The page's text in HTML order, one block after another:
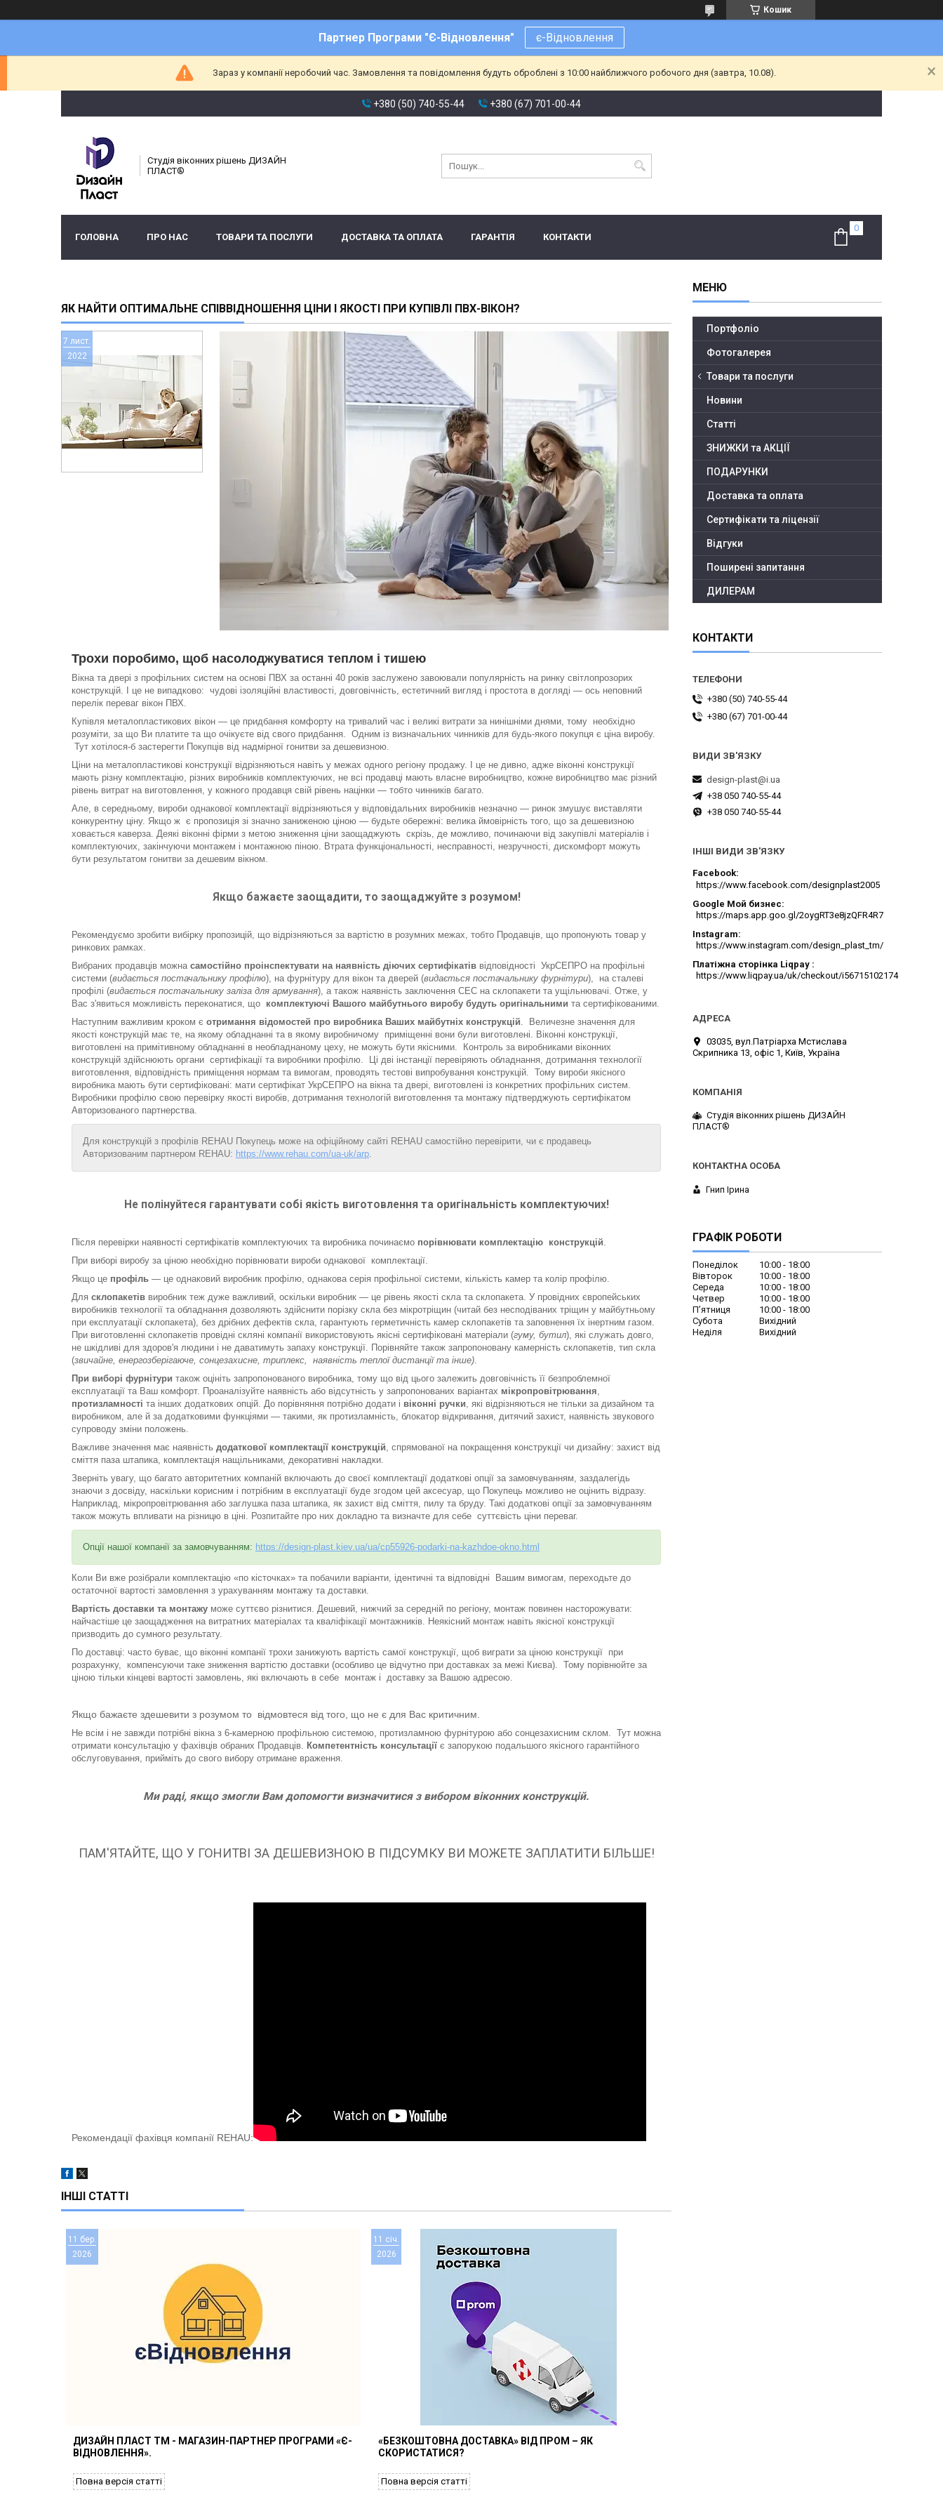
Кошик
Партнер Програми "Є-Відновлення" є-Відновлення
Зараз у компанії неробочий час. Замовлення та повідомлення будуть оброблені з 10:00 найближчого робочого дня (завтра, 10.08).
+380 (50) 740-55-44 +380 (67) 701-00-44
Студія віконних рішень ДИЗАЙН
ПЛАСТ®
ГОЛОВНА ПРО НАС ТОВАРИ ТА ПОСЛУГИ ДОСТАВКА ТА ОПЛАТА ГАРАНТІЯ КОНТАКТИ
ЯК НАЙТИ ОПТИМАЛЬНЕ СПІВВІДНОШЕННЯ ЦІНИ І ЯКОСТІ ПРИ КУПІВЛІ ПВХ-ВІКОН?
7 лист.
2022
Трохи поробимо, щоб насолоджуватися теплом і тишею
Вікна та двері з профільних систем на основі ПВХ за останні 40 років заслужено завоювали популярність на ринку світлопрозорих
конструкцій. І це не випадково: чудові ізоляційні властивості, довговічність, естетичний вигляд і простота в догляді — ось неповний
перелік переваг вікон ПВХ.
Купівля металопластикових вікон — це придбання комфорту на тривалий час і великі витрати за нинішніми днями, тому необхідно
розуміти, за що Ви платите та що очікуєте від свого придбання. Одним із визначальних чинників для будь-якого покупця є ціна виробу.
Тут хотілося-б застерегти Покупців від надмірної гонитви за дешевизною.
Ціни на металопластикові конструкції відрізняються навіть у межах одного регіону продажу. І це не дивно, адже віконні конструкції
мають різну комплектацію, різних виробників комплектуючих, не всі продавці мають власне виробництво, кожне виробництво має різний
рівень витрат на виготовлення, у кожного продавця свій рівень націнки — тобто чинників багато.
Але, в середньому, вироби однакової комплектації відрізняються у відповідальних виробників незначно — ринок змушує виставляти
конкурентну ціну. Якщо ж є пропозиція зі значно заниженою ціною — будьте обережні: велика ймовірність того, що за дешевизною
ховається каверза. Деякі віконні фірми з метою зниження ціни заощаджують скрізь, де можливо, починаючи від закупівлі матеріалів і
комплектуючих, закінчуючи монтажем і монтажною піною. Втрата функціональності, несправності, незручності, дискомфорт можуть
бути результатом гонитви за дешевим вікном.
Якщо бажаєте заощадити, то заощаджуйте з розумом!
Рекомендуємо зробити вибірку пропозицій, що відрізняються за вартістю в розумних межах, тобто Продавців, що пропонують товар у
ринкових рамках.
Вибраних продавців можна самостійно проінспектувати на наявність діючих сертифікатів відповідності УкрСЕПРО на профільні
системи (видається постачальнику профілю), на фурнітуру для вікон та дверей (видається постачальнику фурнітури), на сталеві
профілі (видається постачальнику заліза для армування), а також наявність заключення СЕС на склопакети та ущільнювачі. Отже, у
Вас з'явиться можливість переконатися, що комплектуючі Вашого майбутнього виробу будуть оригінальними та сертифікованими.
Наступним важливим кроком є отримання відомостей про виробника Ваших майбутніх конструкцій. Величезне значення для
якості конструкцій має те, на якому обладнанні та в якому виробничому приміщенні вони були виготовлені. Віконні конструкції,
виготовлені на примітивному обладнанні в необладнаному цеху, не можуть бути якісними. Контроль за виробниками віконних
конструкцій здійснюють органи сертифікації та виробники профілю. Ці дві інстанції перевіряють обладнання, дотримання технології
виготовлення, відповідність приміщення нормам та вимогам, проводять тестові випробування конструкцій. Тому вироби якісного
виробника мають бути сертифіковані: мати сертифікат УкрСЕПРО на вікна та двері, виготовлені із конкретних профільних систем.
Виробники профілю свою перевірку якості виробів, дотримання технологій виготовлення та монтажу підтверджують сертифікатом
Авторизованого партнерства.
Для конструкцій з профілів REHAU Покупець може на офіційному сайті REHAU самостійно перевірити, чи є продавець
Авторизованим партнером REHAU: https://www.rehau.com/ua-uk/arp.
Не полінуйтеся гарантувати собі якість виготовлення та оригінальність комплектуючих!
Після перевірки наявності сертифікатів комплектуючих та виробника починаємо порівнювати комплектацію конструкцій.
При виборі виробу за ціною необхідно порівнювати вироби однакової комплектації.
Якщо це профіль — це однаковий виробник профілю, однакова серія профільної системи, кількість камер та колір профілю.
Для склопакетів виробник теж дуже важливий, оскільки виробник — це рівень якості скла та склопакета. У провідних європейських
виробників технології та обладнання дозволяють здійснити порізку скла без мікротріщин (читай без несподіваних тріщин у майбутньому
при експлуатації склопакета), без дрібних дефектів скла, гарантують герметичність камер склопакетів та заповнення їх інертним газом.
При виготовленні склопакетів провідні скляні компанії використовують якісні сертифіковані матеріали (гуму, бутил), які служать довго,
не шкідливі для здоров'я людини і не даватимуть запаху конструкції. Порівняйте також запропоновану камерність склопакетів, тип скла
(звичайне, енергозберігаюче, сонцезахисне, триплекс, наявність теплої дистанції та інше).
При виборі фурнітури також оцініть запропонованого виробника, тому що від цього залежить довговічність її безпроблемної
експлуатації та Ваш комфорт. Проаналізуйте наявність або відсутність у запропонованих варіантах мікропровітрювання,
протизламності та інших додаткових опцій. До порівняння потрібно додати і віконні ручки, які відрізняються не тільки за дизайном та
виробником, але й за додатковими функціями — такими, як протизламність, блокатор відкривання, дитячий захист, наявність звукового
супроводу зміни положень.
Важливе значення має наявність додаткової комплектації конструкцій, спрямованої на покращення конструкції чи дизайну: захист від
сміття паза штапика, комплектація нащільниками, декоративні накладки.
Зверніть увагу, що багато авторитетних компаній включають до своєї комплектації додаткові опції за замовчуванням, заздалегідь
знаючи з досвіду, наскільки корисним і потрібним в експлуатації буде згодом цей аксесуар, що Покупець можливо не оцінить відразу.
Наприклад, мікропровітрювання або заглушка паза штапика, як захист від сміття, пилу та бруду. Такі додаткові опції за замовчуванням
також можуть впливати на різницю в ціні. Розпитайте про них докладно та визначте для себе суттєвість ціни переваг.
Опції нашої компанії за замовчуванням: https://design-plast.kiev.ua/ua/cp55926-podarki-na-kazhdoe-okno.html
Коли Ви вже розібрали комплектацію «по кісточках» та побачили варіанти, ідентичні та відповідні Вашим вимогам, переходьте до
остаточної вартості замовлення з урахуванням монтажу та доставки.
Вартість доставки та монтажу може суттєво різнитися. Дешевий, нижчий за середній по регіону, монтаж повинен насторожувати:
найчастіше це заощадження на витратних матеріалах та кваліфікації монтажників. Неякісний монтаж навіть якісної конструкції
призводить до сумного результату.
По доставці: часто буває, що віконні компанії трохи занижують вартість самої конструкції, щоб виграти за ціною конструкції при
розрахунку, компенсуючи таке зниження вартістю доставки (особливо це відчутно при доставках за межі Києва). Тому порівнюйте за
ціною тільки кінцеві вартості замовлень, які включають в себе монтаж і доставку за Вашою адресою.
Якщо бажаєте здешевити з розумом то відмовтеся від того, що не є для Вас критичним.
Не всім і не завжди потрібні вікна з 6-камерною профільною системою, протизламною фурнітурою або сонцезахисним склом. Тут можна
отримати консультацію у фахівців обраних Продавців. Компетентність консультації є запорукою подальшого якісного гарантійного
обслуговування, прийміть до свого вибору отримане враження.
Ми раді, якщо змогли Вам допомогти визначитися з вибором віконних конструкцій.
ПАМ'ЯТАЙТЕ, ЩО У ГОНИТВІ ЗА ДЕШЕВИЗНОЮ В ПІДСУМКУ ВИ МОЖЕТЕ ЗАПЛАТИТИ БІЛЬШЕ!
Рекомендації фахівця компанії REHAU:
ІНШІ СТАТТІ
11 бер.
2026
ДИЗАЙН ПЛАСТ ТМ - МАГАЗИН-ПАРТНЕР ПРОГРАМИ «Є-
ВІДНОВЛЕННЯ».
Повна версія статті
11 січ.
2026
«БЕЗКОШТОВНА ДОСТАВКА» ВІД ПРОМ – ЯК
СКОРИСТАТИСЯ?
Повна версія статті
Портфоліо
Фотогалерея
Товари та послуги
Новини
Статті
ЗНИЖКИ та АКЦІЇ
ПОДАРУНКИ
Доставка та оплата
Сертифікати та ліцензії
Відгуки
Поширені запитання
ДИЛЕРАМ
КОНТАКТИ
+380 (50) 740-55-44
+380 (67) 701-00-44
design-plast@i.ua
+38 050 740-55-44
+38 050 740-55-44
ІНШІ ВИДИ ЗВ'ЯЗКУ
Facebook
https://www.facebook.com/designplast2005
Google Мой бизнес
https://maps.app.goo.gl/2oygRT3e8jzQFR4R7
Instagram
https://www.instagram.com/design_plast_tm/
Платіжна сторінка Liqpay
https://www.liqpay.ua/uk/checkout/i56715102174
03035, вул.Патріарха Мстислава
Скрипника 13, офіс 1, Київ, Україна
Студія віконних рішень ДИЗАЙН
ПЛАСТ®
Гнип Ірина
ГРАФІК РОБОТИ
Понеділок 10:00
18:00
Вівторок
10:00
18:00
Середа
10:00
18:00
Четвер
10:00
18:00
Пʼятниця
10:00
18:00
Субота
Вихідний
Неділя
Вихідний